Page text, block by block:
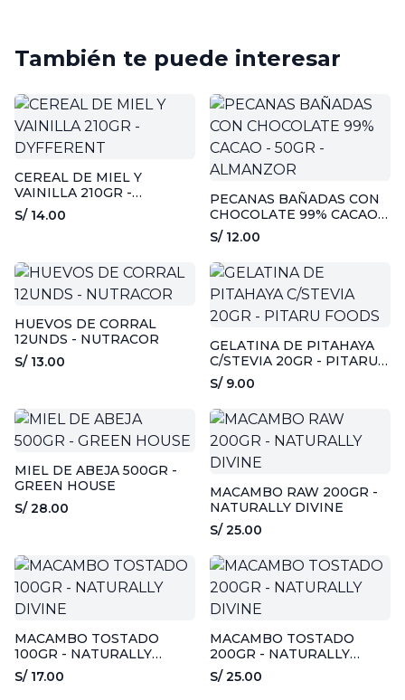
También te puede interesar
CEREAL DE MIEL Y
VAINILLA 210GR -
DYFFERENT
S/ 14.00
PECANAS BAÑADAS CON
CHOCOLATE 99% CACAO -
50GR - ALMANZOR
S/ 12.00
HUEVOS DE CORRAL
12UNDS - NUTRACOR
S/ 13.00
GELATINA DE PITAHAYA
C/STEVIA 20GR - PITARU
FOODS
S/ 9.00
MIEL DE ABEJA 500GR -
GREEN HOUSE
S/ 28.00
MACAMBO RAW 200GR -
NATURALLY DIVINE
S/ 25.00
MACAMBO TOSTADO
100GR - NATURALLY
DIVINE
S/ 17.00
MACAMBO TOSTADO
200GR - NATURALLY
DIVINE
S/ 25.00